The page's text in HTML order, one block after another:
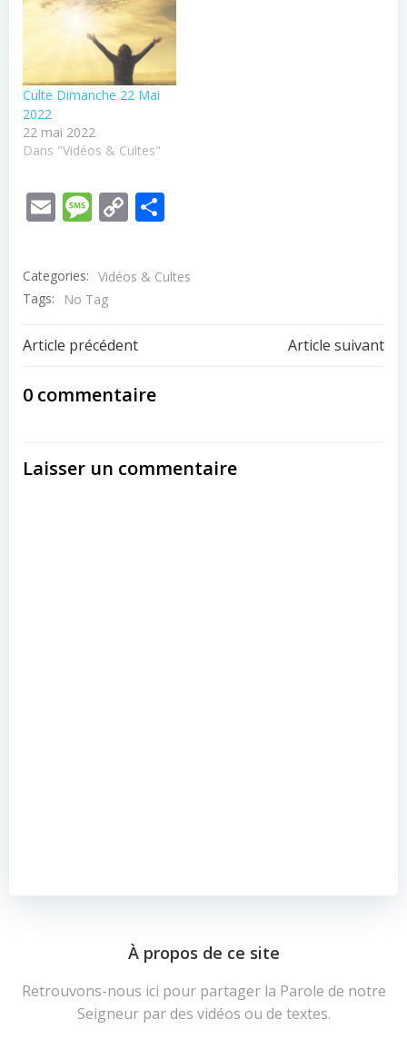
de louanges. Vous pouvez
contacter le pasteur ou
consulter nos autres
ressources disponibles
sur notre…
Culte Dimanche 22 Mai
2022
22 mai 2022
Dans "Vidéos & Cultes"
EmailMessage
Copy
Link
Categories: Vidéos & Cultes
Tags:
No Tag
Post
navigation
Article précédent Article suivant
0 commentaire
Laisser un commentaire
À propos de ce site
Retrouvons-nous ici pour partager la Parole de notre
Seigneur par des vidéos ou de textes.